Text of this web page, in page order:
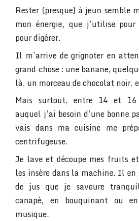
Rester (presque) à jeun semble
mon énergie, que j’utilise
pour digérer.
Il m’arrive de grignoter en
grand-chose : une banane,
là, un morceau de chocolat noir,
Mais surtout, entre 14 et 16
auquel j’ai besoin d’une bonne
vais dans ma cuisine me
centrifugeuse.
Je lave et découpe mes fruits
les insère dans la machine. Il
de jus que je savoure
canapé, en bouquinant ou
musique.